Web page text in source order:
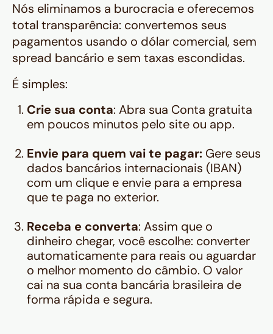
Nós eliminamos a burocracia e oferecemos
total transparência: convertemos seus
pagamentos usando o dólar comercial, sem
spread bancário e sem taxas escondidas.
É simples:
Crie sua conta: Abra sua Conta gratuita
em poucos minutos pelo site ou app.
Envie para quem vai te pagar: Gere seus
dados bancários internacionais (IBAN)
com um clique e envie para a empresa
que te paga no exterior.
Receba e converta: Assim que o
dinheiro chegar, você escolhe: converter
automaticamente para reais ou aguardar
o melhor momento do câmbio. O valor
cai na sua conta bancária brasileira de
forma rápida e segura.